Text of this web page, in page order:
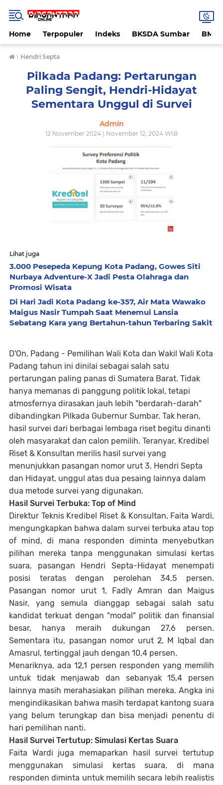
Home Terpopuler Indeks BKSDA Sumbar
› Hendri Septa
Pilkada Padang: Pertarungan
Paling Sengit, Hendri-Hidayat
Sementara Unggul di Survei
Admin
12 November 2024 | November 12, 2024 WIB
Lihat juga
3.000 Pesepeda Kepung Kota Padang, Gowes Siti
Nurbaya Adventure-X Jadi Pesta Olahraga dan
Promosi Wisata
Di Hari Jadi Kota Padang ke-357, Air Mata Wawako
Maigus Nasir Tumpah Saat Menemui Lansia
Sebatang Kara yang Bertahun-tahun Terbaring Sakit
D'On, Padang - Pemilihan Wali Kota dan Wakil Wali Kota
Padang tahun ini dinilai sebagai salah satu
pertarungan paling panas di Sumatera Barat. Tidak
hanya memanas di panggung politik lokal, tetapi
atmosfernya dirasakan jauh lebih "berdarah-darah"
dibandingkan Pilkada Gubernur Sumbar. Tak heran,
hasil survei dari berbagai lembaga riset begitu dinanti
oleh masyarakat dan calon pemilih. Teranyar, Kredibel
Riset & Konsultan merilis hasil survei yang
menunjukkan pasangan nomor urut 3, Hendri Septa
dan Hidayat, unggul atas dua pesaing lainnya dalam
dua metode survei yang digunakan.
Hasil Survei Terbuka: Top of Mind
Direktur Teknis Kredibel Riset & Konsultan, Faita Wardi,
mengungkapkan bahwa dalam survei terbuka atau top
of mind, di mana responden diminta menyebutkan
pilihan mereka tanpa menggunakan simulasi kertas
suara, pasangan Hendri Septa-Hidayat menempati
posisi teratas dengan perolehan 34,5 persen.
Pasangan nomor urut 1, Fadly Amran dan Maigus
Nasir, yang semula dianggap sebagai salah satu
kandidat terkuat dengan "modal" politik dan finansial
besar, hanya meraih dukungan 27,6 persen.
Sementara itu, pasangan nomor urut 2, M Iqbal dan
Amasrul, tertinggal jauh dengan 10,4 persen.
Menariknya, ada 12,1 persen responden yang memilih
untuk tidak menjawab dan sebanyak 15,4 persen
lainnya masih merahasiakan pilihan mereka. Angka ini
mengindikasikan bahwa masih terdapat kantong suara
yang belum terungkap dan bisa menjadi penentu di
hari pemilihan nanti.
Hasil Survei Tertutup: Simulasi Kertas Suara
Faita Wardi juga memaparkan hasil survei tertutup
menggunakan simulasi kertas suara, di mana
responden diminta untuk memilih secara lebih realistis